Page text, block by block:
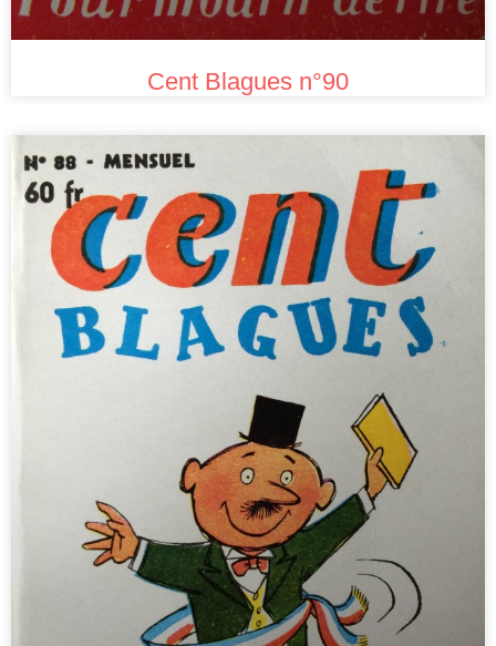
Cent Blagues n°90